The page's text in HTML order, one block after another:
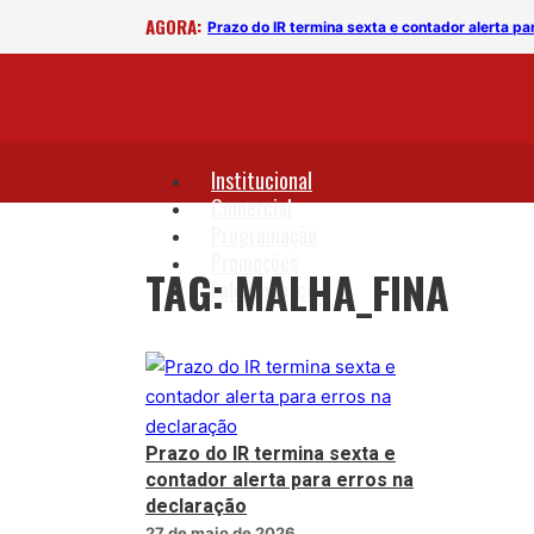
AGORA: Prazo do IR termina sexta e contador alerta
Institucional
Comercial
Fale Conosco
TAG: MALHA_FINA
Prazo do IR termina sexta e
contador alerta para erros na
declaração